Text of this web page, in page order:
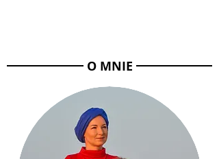
O MNIE